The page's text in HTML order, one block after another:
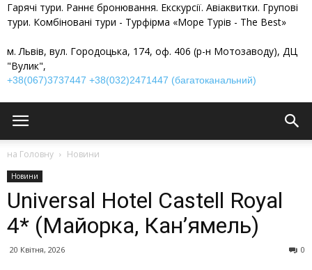
Гарячі тури. Раннє бронювання. Екскурсії. Авіаквитки. Групові
тури. Комбіновані тури - Турфірма «Море Турів - The Best»
м. Львів, вул. Городоцька, 174, оф. 406 (р-н Мотозаводу), ДЦ
"Вулик",
+38(067)3737447 +38(032)2471447 (багатоканальний)
на Головну Новини
Новини
Universal Hotel Castell Royal
4* (Майорка, Кан’ямель)
20 Квітня, 2026 0